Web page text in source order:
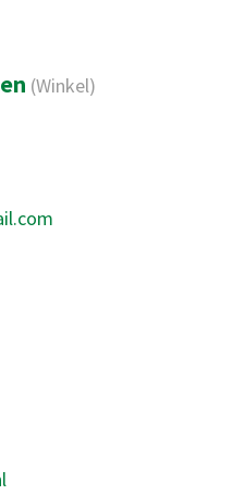
(Winkel)